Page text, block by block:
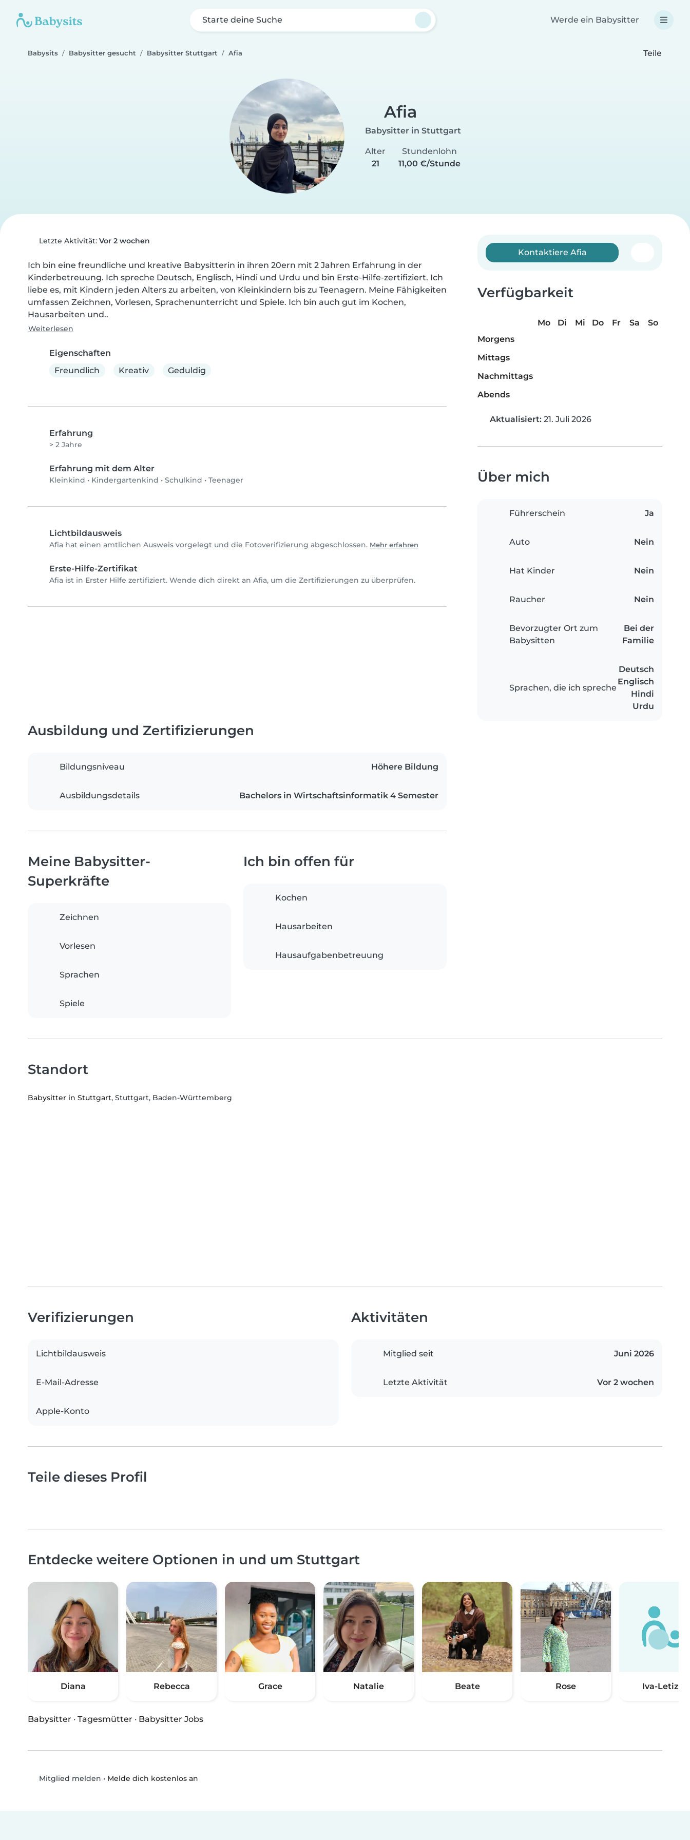
Starte deine Suche Werde ein Babysitter
Babysits Babysitter gesucht Babysitter Stuttgart Afia Teile
Afia
Babysitter in Stuttgart
Alter
21
Stundenlohn
11,00 €/Stunde
Letzte Aktivität: Vor 2 wochen
Ich bin eine freundliche und kreative Babysitterin in ihren 20ern mit 2 Jahren Erfahrung in der
Kinderbetreuung. Ich spreche Deutsch, Englisch, Hindi und Urdu und bin Erste-Hilfe-zertifiziert. Ich
liebe es, mit Kindern jeden Alters zu arbeiten, von Kleinkindern bis zu Teenagern. Meine Fähigkeiten
umfassen Zeichnen, Vorlesen, Sprachenunterricht und Spiele. Ich bin auch gut im Kochen,
Hausarbeiten und..
Weiterlesen
Eigenschaften
Freundlich
Kreativ Geduldig
Erfahrung
> 2 Jahre
Erfahrung mit dem Alter
Kleinkind • Kindergartenkind • Schulkind • Teenager
Lichtbildausweis
Afia hat einen amtlichen Ausweis vorgelegt und die Fotoverifizierung abgeschlossen. Mehr erfahren
Erste-Hilfe-Zertifikat
Afia ist in Erster Hilfe zertifiziert. Wende dich direkt an Afia, um die Zertifizierungen zu überprüfen.
Kontaktiere Afia
Verfügbarkeit
Mo Di Mi Do Fr Sa
So
Morgens
Mittags
Nachmittags
Abends
Aktualisiert: 21. Juli 2026
Über mich
Führerschein Ja
Auto Nein
Hat Kinder Nein
Raucher Nein
Bevorzugter Ort zum
Babysitten
Bei der
Familie
Sprachen, die ich spreche
Deutsch
Englisch
Hindi
Urdu
Ausbildung und Zertifizierungen
Bildungsniveau Höhere Bildung
Ausbildungsdetails Bachelors in Wirtschaftsinformatik 4 Semester
Meine Babysitter-
Superkräfte
Zeichnen
Vorlesen
Sprachen
Spiele
Ich bin offen für
Kochen
Hausarbeiten
Hausaufgabenbetreuung
Standort
Babysitter in Stuttgart, Stuttgart, Baden-Württemberg
Verifizierungen
Lichtbildausweis
E-Mail-Adresse
Apple-Konto
Aktivitäten
Mitglied seit Juni 2026
Letzte Aktivität Vor 2 wochen
Teile dieses Profil
Entdecke weitere Optionen in und um Stuttgart
Diana Rebecca Grace Natalie Beate Rose Iva-Letizia
Babysitter · Tagesmütter · Babysitter Jobs
Mitglied melden • Melde dich kostenlos an